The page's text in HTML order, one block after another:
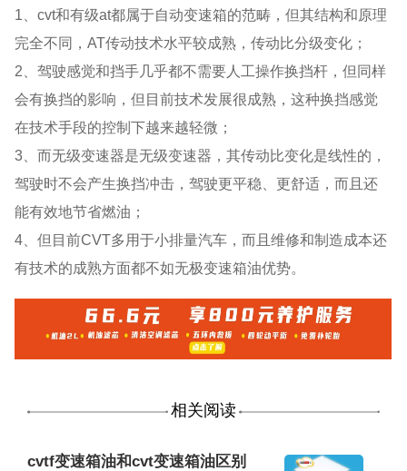
1、cvt和有级at都属于自动变速箱的范畴，但其结构和原理
完全不同，AT传动技术水平较成熟，传动比分级变化；
2、驾驶感觉和挡手几乎都不需要人工操作换挡杆，但同样
会有换挡的影响，但目前技术发展很成熟，这种换挡感觉
在技术手段的控制下越来越轻微；
3、而无级变速器是无级变速器，其传动比变化是线性的，
驾驶时不会产生换挡冲击，驾驶更平稳、更舒适，而且还
能有效地节省燃油；
4、但目前CVT多用于小排量汽车，而且维修和制造成本还
有技术的成熟方面都不如无极变速箱油优势。
相关阅读
cvtf变速箱油和cvt变速箱油区别